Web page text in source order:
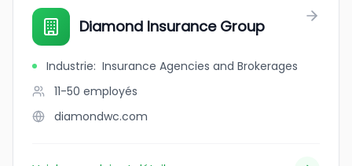
Diamond Insurance Group
Industrie: Insurance Agencies and Brokerages
11-50 employés
diamondwc.com